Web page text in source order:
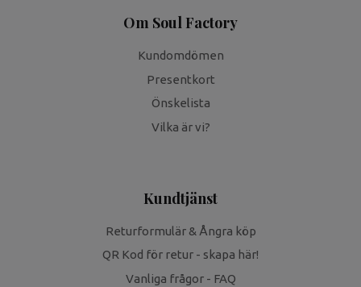
Om Soul Factory
Kundomdömen
Presentkort
Önskelista
Vilka är vi?
Kundtjänst
Returformulär & Ångra köp
QR Kod för retur - skapa här!
Vanliga frågor - FAQ